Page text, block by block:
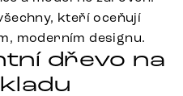
kteří oceňují
moderním designu.
dřevo na